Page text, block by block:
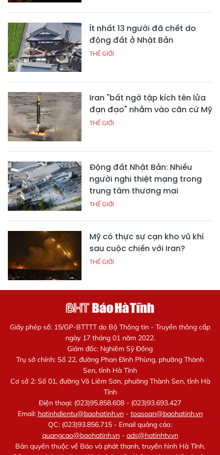
Ít nhất 13 người đã chết do
động đất ở Nhật Bản
THẾ GIỚI
Iran "bất ngờ tập kích tên lửa
đạn đạo" nhằm vào căn cứ Mỹ
THẾ GIỚI
Động đất Nhật Bản: Nhiều
người nghi thiệt mạng trong
trung tâm thương mại
THẾ GIỚI
Mỹ có thực sự cạn kho vũ khí
sau cuộc chiến với Iran?
THẾ GIỚI
Giấy phép số: 15/GP-BTTTT do Bộ Thông tin - Truyền thông cấp
ngày 17 tháng 01 năm 2022.
Giám đốc: Nghiêm Sỹ Đống
Trụ sở chính: Số 22, đường Phan Đình Phùng, phường Thành
Sen, tỉnh Hà Tĩnh
Cơ sở 2: Số 01, đường Võ Liêm Sơn, phường Thành Sen, tỉnh Hà
Tĩnh
Điện thoại: (023)95.858.608 - (023)93.693.427
Email: hatinhdientu@baohatinh.vn- toasoan@baohatinh.vn
QC: (023)93.856.715 - Email quảng cáo:
quangcao@baohatinh.vn- ads@hatinhtv.vn
Bản quyền thuộc về Báo và phát thanh, truyền hình Hà Tĩnh.